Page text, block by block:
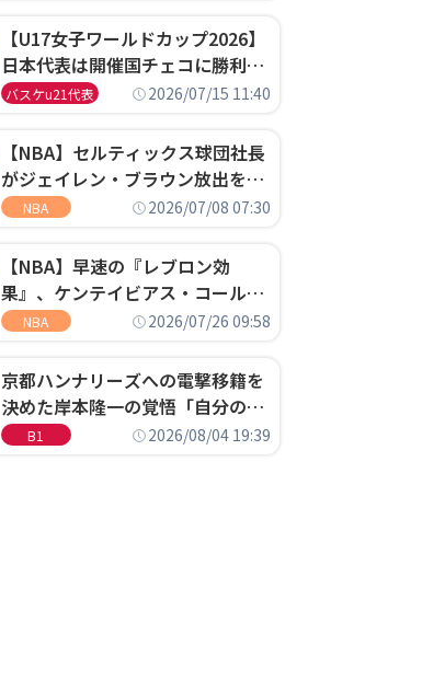
【U17女子ワールドカップ2026】
日本代表は開催国チェコに勝利し
て予選グループ3連勝で首位通
決定
バスケu21代表 2026/07/15 11:40
【NBA】セルティックス球団社長
がジェイレン・ブラウン放出を説
明「キャップの70％が2人の選手
NBA 2026/07/08 07:30
【NBA】早速の『レブロン効
果』、ケンテイビアス・コールド
ウェル・ポープがセブンティシク
NBA 2026/07/26 09:58
京都ハンナリーズへの電撃移籍を
決めた岸本隆一の覚悟「自分のエ
ゴというちっぽけなことのため
B1 2026/08/04 19:39